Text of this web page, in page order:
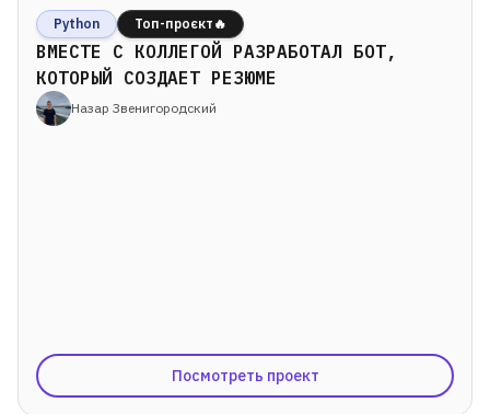
Python Топ-проєкт🔥
ВМЕСТЕ С КОЛЛЕГОЙ РАЗРАБОТАЛ БОТ,
КОТОРЫЙ СОЗДАЕТ РЕЗЮМЕ
Назар Звенигородский
Посмотреть проект